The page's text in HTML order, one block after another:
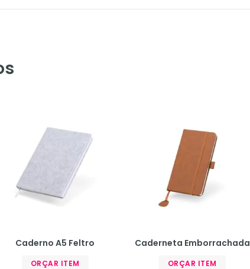
Caderno A5 Feltro
ORÇAR ITEM
Caderneta Emborrachada
ORÇAR ITEM